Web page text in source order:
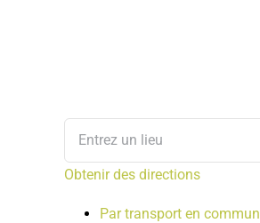
Obtenir des directions
Par transport en commun